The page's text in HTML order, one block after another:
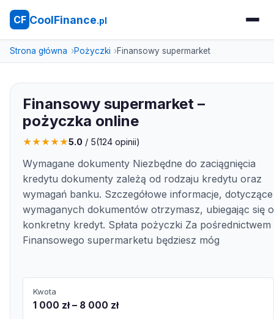
CF CoolFinance.pl
Strona główna Pożyczki Finansowy supermarket
Finansowy supermarket –
pożyczka online
★★★★★5.0 / 5(124 opinii)
Wymagane dokumenty Niezbędne do zaciągnięcia
kredytu dokumenty zależą od rodzaju kredytu oraz
wymagań banku. Szczegółowe informacje, dotyczące
wymaganych dokumentów otrzymasz, ubiegając się o
konkretny kredyt. Spłata pożyczki Za pośrednictwem
Finansowego supermarketu będziesz móg
Kwota
1 000 zł – 8 000 zł